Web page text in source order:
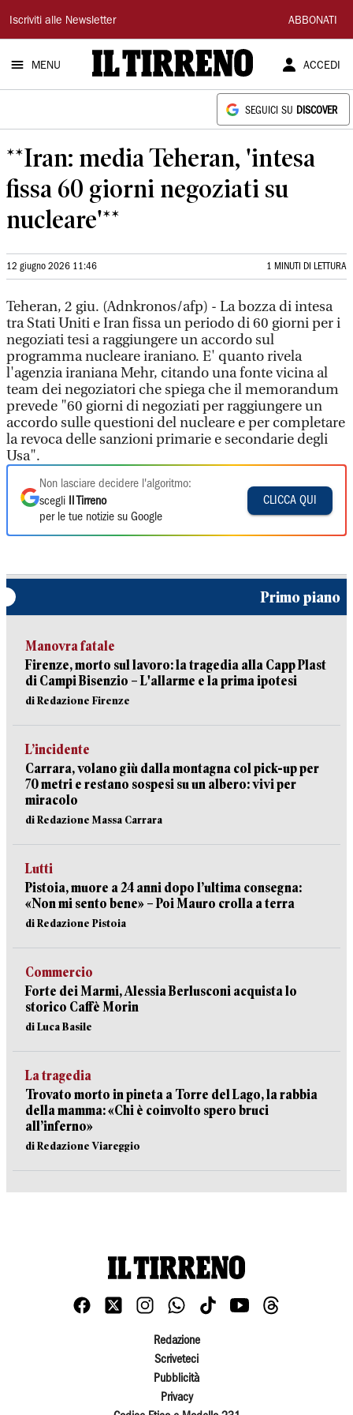
Il
Tirreno
Iscriviti alle Newsletter ABBONATI
MENU ACCEDI
SEGUICI SU DISCOVER
**Iran: media Teheran, 'intesa
fissa 60 giorni negoziati su
nucleare'**
12 giugno 2026 11:46 1 MINUTI DI LETTURA
Teheran, 2 giu. (Adnkronos/afp) - La bozza di intesa
tra Stati Uniti e Iran fissa un periodo di 60 giorni per i
negoziati tesi a raggiungere un accordo sul
programma nucleare iraniano. E' quanto rivela
l'agenzia iraniana Mehr, citando una fonte vicina al
team dei negoziatori che spiega che il memorandum
prevede "60 giorni di negoziati per raggiungere un
accordo sulle questioni del nucleare e per completare
la revoca delle sanzioni primarie e secondarie degli
Usa".
Non lasciare decidere l'algoritmo:
scegli
Il Tirreno
per le tue notizie su Google
CLICCA QUI
Primo piano
Manovra fatale
Firenze, morto sul lavoro: la tragedia alla Capp Plast
di Campi Bisenzio – L'allarme e la prima ipotesi
di Redazione Firenze
L’incidente
Carrara, volano giù dalla montagna col pick-up per
70 metri e restano sospesi su un albero: vivi per
miracolo
di Redazione Massa Carrara
Lutti
Pistoia, muore a 24 anni dopo l’ultima consegna:
«Non mi sento bene» – Poi Mauro crolla a terra
di Redazione Pistoia
Commercio
Forte dei Marmi, Alessia Berlusconi acquista lo
storico Caffè Morin
di Luca Basile
La tragedia
Trovato morto in pineta a Torre del Lago, la rabbia
della mamma: «Chi è coinvolto spero bruci
all’inferno»
di Redazione Viareggio
Redazione
Scriveteci
Pubblicità
Privacy